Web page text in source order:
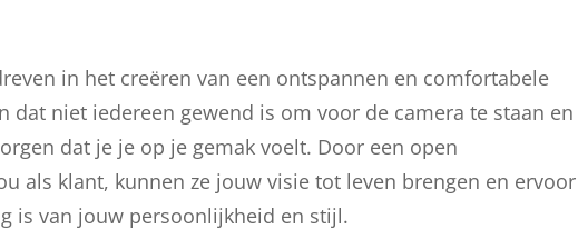
in het creëren van een ontspannen en comfortabele
dat niet iedereen gewend is om voor de camera te staan en
dat je je op je gemak voelt. Door een open
als klant, kunnen ze jouw visie tot leven brengen en ervoor
is van jouw persoonlijkheid en stijl.